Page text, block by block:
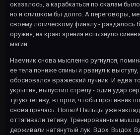
оказалось, а карабкаться по скалам
но и слишком бы долго. А переговоры,
своему логическому финалу - раздалось
оружия, на краю зрения вспыхнуло
магии.
Наемник снова мысленно ругнулся,
ее тела пониже спины и рванул к
обосновался вражеский лучник. И едва
укрытия, выпустил стрелу - один удар
тугую тетиву, второй, чтобы противник
снова прячась. Попал! Пальцы уже
оттягивали тетиву. Тренированные
держивали натянутый лук. Вдох. Выдох.